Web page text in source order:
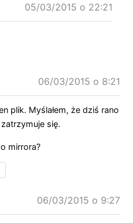
05/03/2015 o 22:21
06/03/2015 o 8:21
plik. Myślałem, że dziś rano
się.
mirrora?
06/03/2015 o 9:27